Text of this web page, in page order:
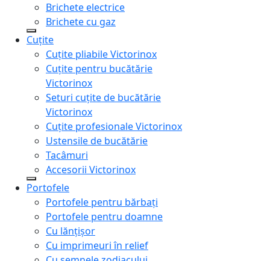
Brichete electrice
Brichete cu gaz
Cuțite
Cuțite pliabile Victorinox
Cuțite pentru bucătărie
Victorinox
Seturi cuțite de bucătărie
Victorinox
Cuțite profesionale Victorinox
Ustensile de bucătărie
Tacâmuri
Accesorii Victorinox
Portofele
Portofele pentru bărbați
Portofele pentru doamne
Cu lănțișor
Cu imprimeuri în relief